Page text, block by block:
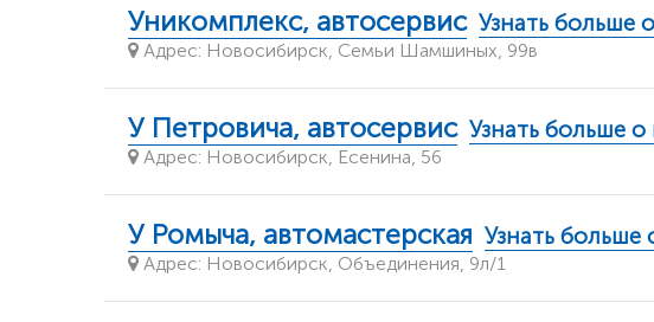
Уникомплекс, автосервис Узнать больше
Адрес: Новосибирск, Семьи Шамшиных, 99в
У Петровича, автосервис Узнать больше
Адрес: Новосибирск, Есенина, 56
У Ромыча, автомастерская Узнать
Адрес: Новосибирск, Объединения, 9л/1